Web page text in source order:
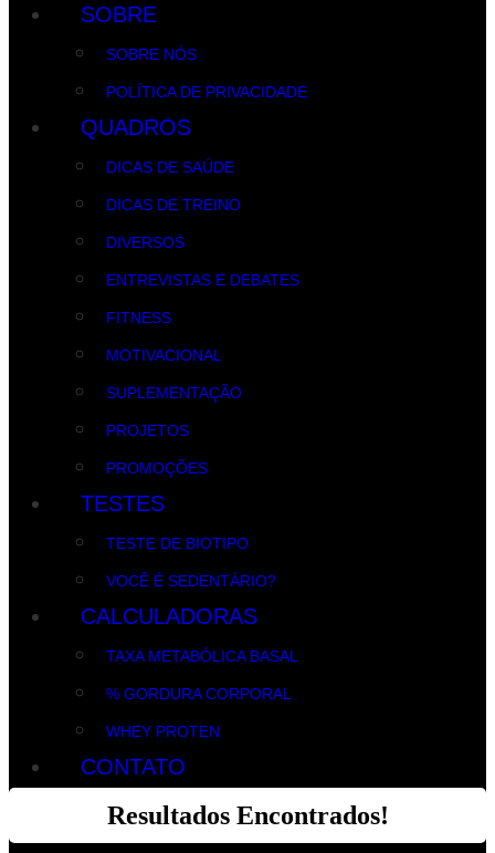
SOBRE
SOBRE NÓS
POLÍTICA DE PRIVACIDADE
QUADROS
DICAS DE SAÚDE
DICAS DE TREINO
DIVERSOS
ENTREVISTAS E DEBATES
FITNESS
MOTIVACIONAL
SUPLEMENTAÇÃO
PROJETOS
PROMOÇÕES
TESTES
TESTE DE BIOTIPO
VOCÊ É SEDENTÁRIO?
CALCULADORAS
TAXA METABÓLICA BASAL
% GORDURA CORPORAL
WHEY PROTEN
CONTATO
Resultados Encontrados!